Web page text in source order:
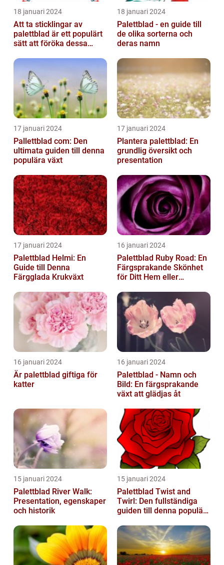
18 januari 2024
Att ta sticklingar av
palettblad är ett populärt
sätt att föröka dessa
relativt...
18 januari 2024
Palettblad - en guide till
de olika sorterna och
deras namn
17 januari 2024
Pallettblad com: Den
ultimata guiden till denna
populära växt
17 januari 2024
Plantera palettblad: En
grundlig översikt och
presentation
17 januari 2024
Palettblad Helmi: En
Guide till Denna
Färgglada Krukväxt
16 januari 2024
Palettblad Ruby Road: En
Färgsprakande Skönhet
för Ditt Hem eller
16 januari 2024
Är palettblad giftiga för
katter
16 januari 2024
Palettblad - Namn och
Bild: En färgsprakande
växt att glädjas åt
15 januari 2024
Palettblad River Walk:
Presentation, egenskaper
och historik
15 januari 2024
Palettblad Twist and
Twirl: Den fullständiga
guiden till denna populära